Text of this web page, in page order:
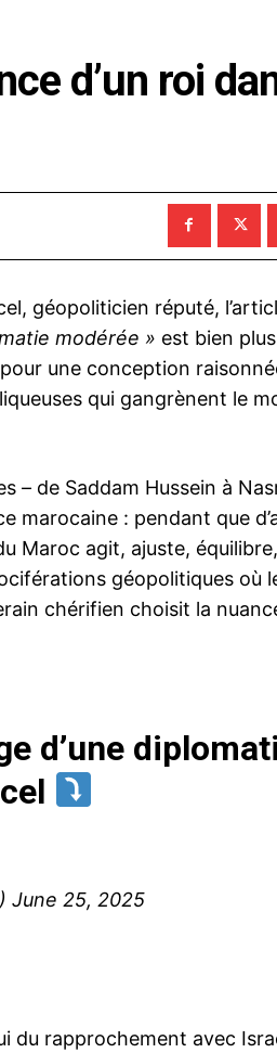
d’un roi
géopoliticien réputé,
modérée » est bien plus
une conception
qui gangrènent le
– de Saddam Hussein à
marocaine : pendant que
Maroc agit, ajuste,
géopolitiques où
chérifien choisit la
d’une
June 25, 2025
du rapprochement avec